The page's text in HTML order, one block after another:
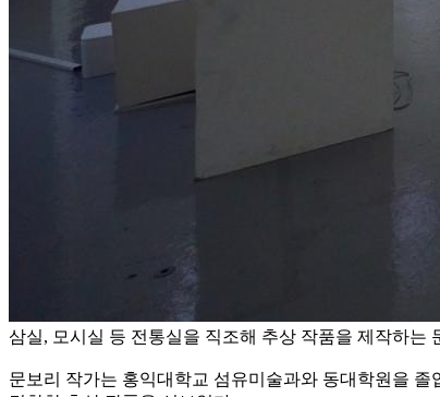
삼실, 모시실 등 전통실을 직조해 추상 작품을 제작하는
문보리 작가는 홍익대학교 섬유미술과와 동대학원을 졸